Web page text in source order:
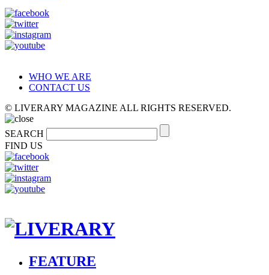
WHO WE ARE
CONTACT US
© LIVERARY MAGAZINE ALL RIGHTS RESERVED.
SEARCH
FIND US
FEATURE